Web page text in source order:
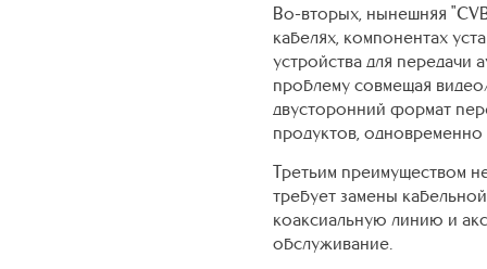
Во-вторых, нынешняя
кабелях, компонентах
устройства для передачи
проблему совмещая
двусторонний формат
продуктов,
Третьим преимуществом
требует замены
коаксиальную линию и
обслуживание.